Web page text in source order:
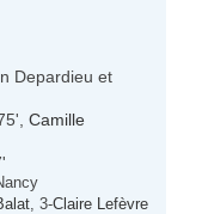
Depardieu et
Camille
, 3-Claire Lefèvre